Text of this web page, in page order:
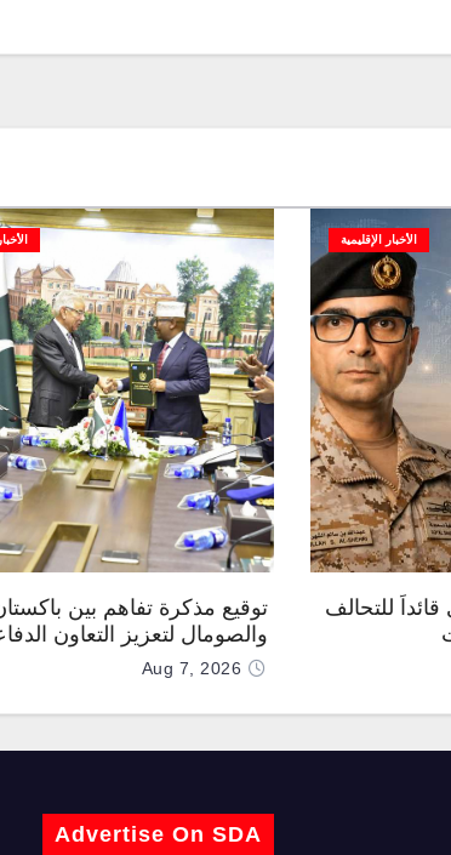
الأخبار الإقليمية
للتحالف
توقيع مذكرة تفاهم بين
والصومال لتعزيز التعاون
Aug 7, 2026
Advertise On SDA